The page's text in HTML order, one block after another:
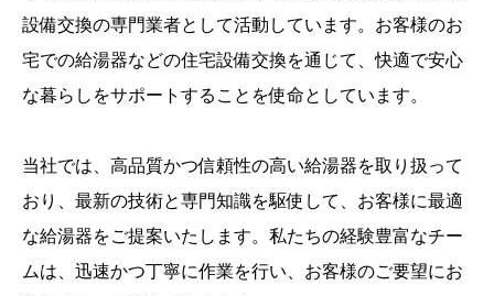
設備交換の専門業者として活動しています。お客様のお
宅での給湯器などの住宅設備交換を通じて、快適で安心
な暮らしをサポートすることを使命としています。
当社では、高品質かつ信頼性の高い給湯器を取り扱って
おり、最新の技術と専門知識を駆使して、お客様に最適
な給湯器をご提案いたします。私たちの経験豊富なチー
ムは、迅速かつ丁寧に作業を行い、お客様のご要望にお